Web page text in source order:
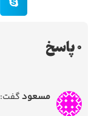
0 پاسخ
مسعودگفت: